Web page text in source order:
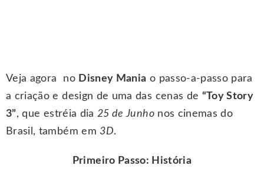
Veja agora no Disney Mania o passo-a-passo para
a criação e design de uma das cenas de “Toy Story
3”, que estréia dia25 de Junhonos cinemas do
Brasil, também em 3D.
Primeiro Passo: História